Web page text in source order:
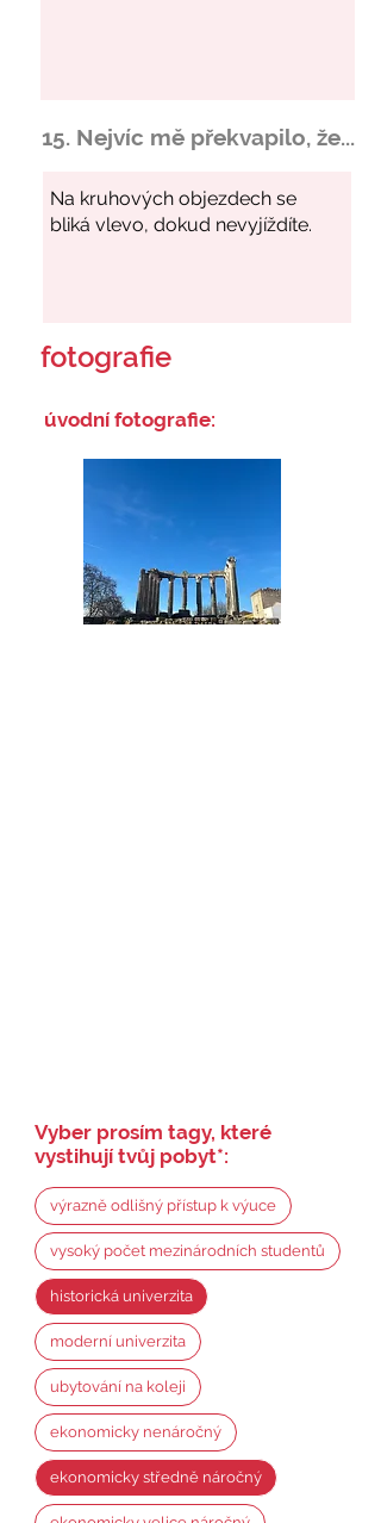
15. Nejvíc mě překvapilo, že...
fotografie
úvodní fotografie:
Vyber prosím tagy, které
vystihují tvůj pobyt*:
výrazně odlišný přístup k výuce
vysoký počet mezinárodních studentů
historická univerzita
moderní univerzita
ubytování na koleji
ekonomicky nenáročný
ekonomicky středně náročný